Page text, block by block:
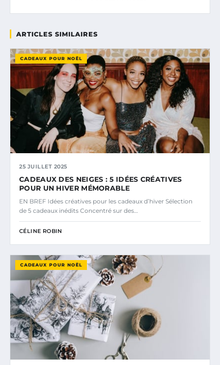
ARTICLES SIMILAIRES
CADEAUX POUR NOËL
25 JUILLET 2025
CADEAUX DES NEIGES : 5 IDÉES CRÉATIVES
POUR UN HIVER MÉMORABLE
EN BREF Idées créatives pour les cadeaux d’hiver Sélection
de 5 cadeaux inédits Concentré sur des…
CÉLINE ROBIN
CADEAUX POUR NOËL